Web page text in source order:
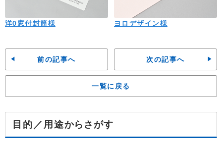
洋0窓付封筒様 ヨロデザイン様
前の記事へ
一覧に戻る
次の記事へ
目的／用途からさがす